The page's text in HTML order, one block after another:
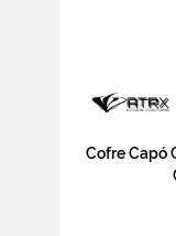
Cofre Capó